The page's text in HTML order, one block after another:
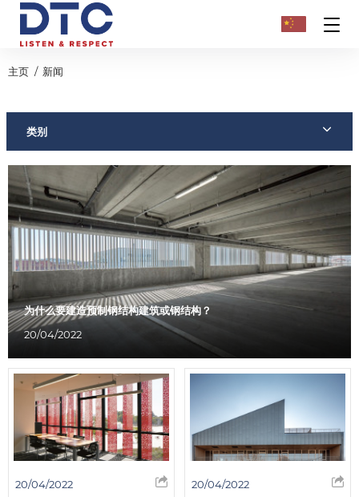
主页 新闻
类别
为什么要建造预制钢结构建筑或钢结构？
20/04/2022
20/04/2022 20/04/2022